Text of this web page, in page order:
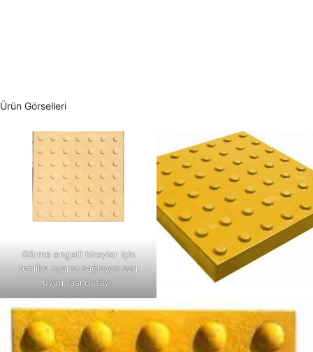
Ürün Görselleri
Görme engelli bireyler için
tehlike uyarısı sağlayan sarı
uyarı taşı detayı.